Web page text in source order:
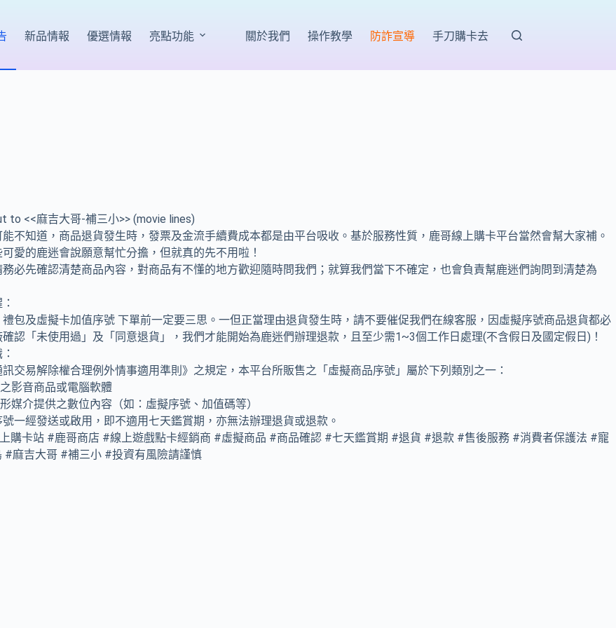
新品情報 優選情報 亮點功能 關於我們 操作教學 防詐宣導 手刀購卡去
to <<麻吉大哥-補三小>> (movie lines)
能不知道，商品退貨發生時，發票及金流手續費成本都是由平台吸收。基於服務性質，鹿哥線上購卡平台當然會幫大家補。
愛的鹿迷會說願意幫忙分擔，但就真的先不用啦！
必先確認清楚商品內容，對商品有不懂的地方歡迎隨時問我們；就算我們當下不確定，也會負責幫鹿迷們詢問到清楚為
包及虛擬卡加值序號 下單前一定要三思。一但正當理由退貨發生時，請不要催促我們在線客服，因虛擬序號商品退貨都必
確認「未使用過」及「同意退貨」，我們才能開始為鹿迷們辦理退款，且至少需1~3個工作日處理(不含假日及國定假日)！
交易解除權合理例外情事適用準則》之規定，本平台所販售之「虛擬商品序號」屬於下列類別之一：
影音商品或電腦軟體
媒介提供之數位內容（如：虛擬序號、加值碼等）
號一經發送或啟用，即不適用七天鑑賞期，亦無法辦理退貨或退款。
購卡站 #鹿哥商店 #線上遊戲點卡經銷商 #虛擬商品 #商品確認 #七天鑑賞期 #退貨 #退款 #售後服務 #消費者保護法 #寵
#麻吉大哥 #補三小 #投資有風險請謹慎